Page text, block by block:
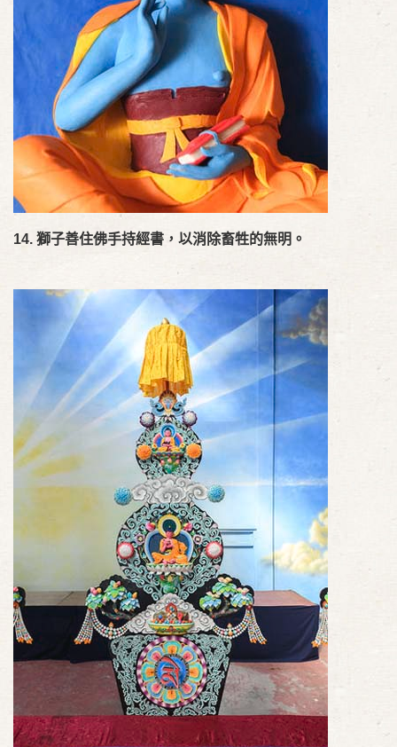
14. 獅子善住佛手持經書，以消除畜牲的無明。